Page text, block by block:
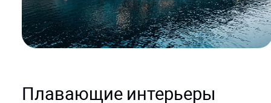
Плавающие интерьеры